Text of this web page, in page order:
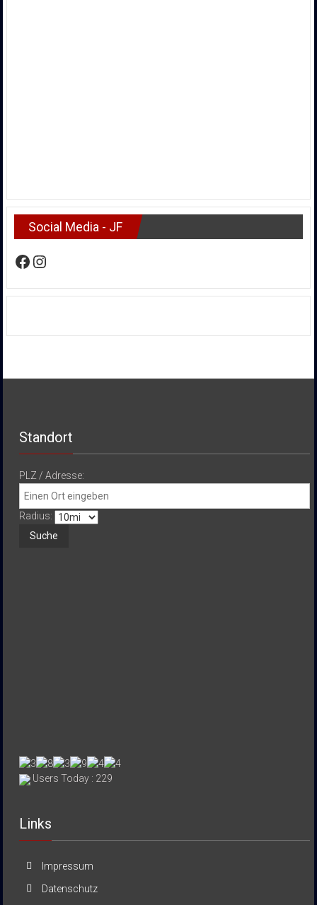
Social Media - JF
Facebook
Instagram
Standort
PLZ / Adresse:
Radius:
Users Today : 229
Links
Impressum
Datenschutz